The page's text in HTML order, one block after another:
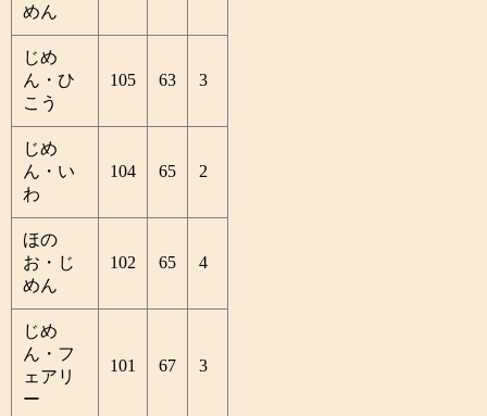
めん
じめ
ん・ひ
こう
105 63 3
じめ
ん・い
わ
104 65 2
ほの
お・じ
めん
102 65 4
じめ
ん・フ
ェアリ
ー
101 67 3